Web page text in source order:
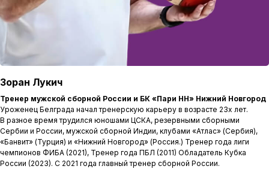
Зоран Лукич
Тренер мужской сборной России и БК «Пари НН» Нижний Новгород
Уроженец Белграда начал тренерскую карьеру в возрасте 23х лет.
В разное время трудился юношами ЦСКА, резервными сборными
Сербии и России, мужской сборной Индии, клубами «Атлас» (Сербия),
«Банвит» (Турция) и «Нижний Новгород» (Россия.) Тренер года лиги
чемпионов ФИБА (2021), Тренер года ПБЛ (2011) Обладатель Кубка
России (2023). С 2021 года главный тренер сборной России.